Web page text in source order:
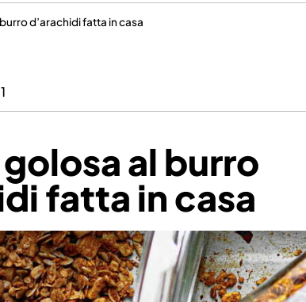
d’arachidi fatta in casa
al burro
fatta in casa